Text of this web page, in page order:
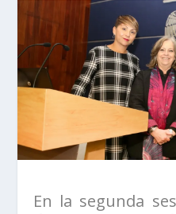
En la segunda